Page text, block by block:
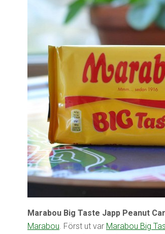
Marabou Big Taste Japp Peanut
Marabou. Först ut var Marabou Big